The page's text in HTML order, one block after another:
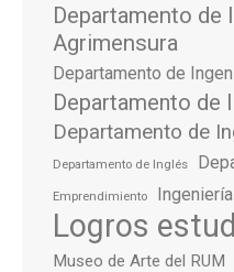
Departamento de
Agrimensura
Departamento de
Departamento de
Departamento de
Departamento de Inglés
Emprendimiento Ingeniería
Logros
Museo de Arte del RUM